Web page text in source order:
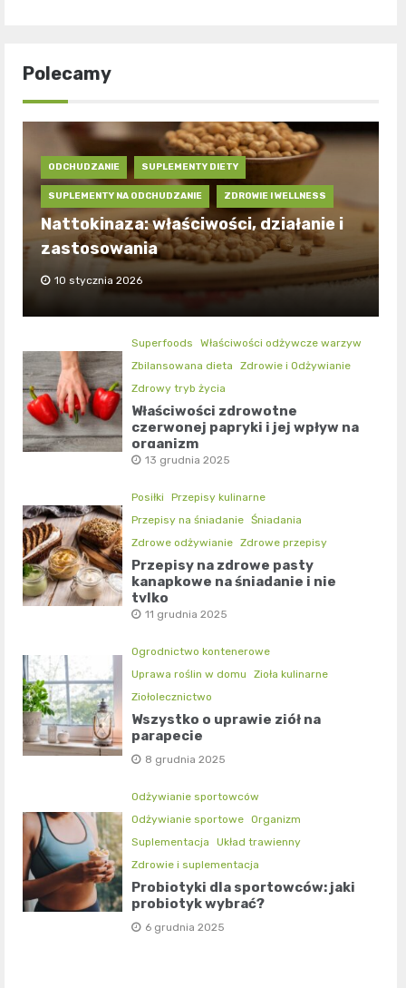
Polecamy
ODCHUDZANIE SUPLEMENTY DIETY
SUPLEMENTY NA ODCHUDZANIE ZDROWIE I WELLNESS
Nattokinaza: właściwości, działanie i
zastosowania
10 stycznia 2026
Superfoods
Właściwości odżywcze warzyw
Zbilansowana dieta
Zdrowie i Odżywianie
Zdrowy tryb życia
Właściwości zdrowotne
czerwonej papryki i jej wpływ na
organizm
13 grudnia 2025
Posiłki
Przepisy kulinarne
Przepisy na śniadanie Śniadania
Zdrowe odżywianie Zdrowe przepisy
Przepisy na zdrowe pasty
kanapkowe na śniadanie i nie
tylko
11 grudnia 2025
Ogrodnictwo kontenerowe
Uprawa roślin w domu
Zioła kulinarne
Ziołolecznictwo
Wszystko o uprawie ziół na
parapecie
8 grudnia 2025
Odżywianie sportowców
Odżywianie sportowe Organizm
Suplementacja
Układ trawienny
Zdrowie i suplementacja
Probiotyki dla sportowców: jaki
probiotyk wybrać?
6 grudnia 2025